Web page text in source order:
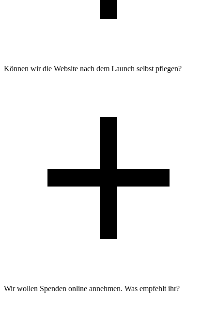
Können wir die Website nach dem Launch selbst pflegen?
Wir wollen Spenden online annehmen. Was empfehlt ihr?